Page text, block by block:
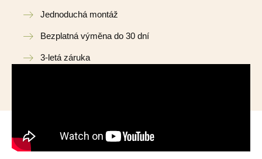
Jednoduchá montáž
Bezplatná výměna do 30 dní
3-letá záruka